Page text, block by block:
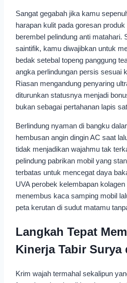
Sangat gegabah jika kamu
harapan kulit pada goresan
berembel pelindung anti matahari.
saintifik, kamu diwajibkan untuk
bedak setebal topeng panggung
angka perlindungan persis sesuai
Riasan mengandung penyaring
diturunkan statusnya menjadi
bukan sebagai pertahanan lapis
Berlindung nyaman di bangku
hembusan angin dingin AC saat
tidak menjadikan wajahmu tak
pelindung pabrikan mobil yang
terbatas untuk mencegat daya
UVA perobek kelembapan
menembus kaca samping mobil
peta kerutan di sudut matamu
Langkah Tepat
Kinerja Tabir Surya
Krim wajah termahal sekalipun